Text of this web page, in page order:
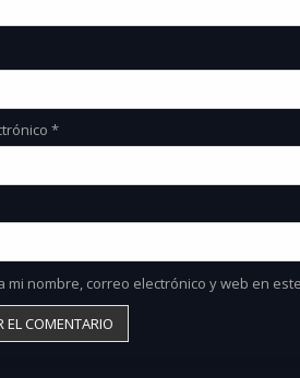
*
mi nombre, correo electrónico y web en